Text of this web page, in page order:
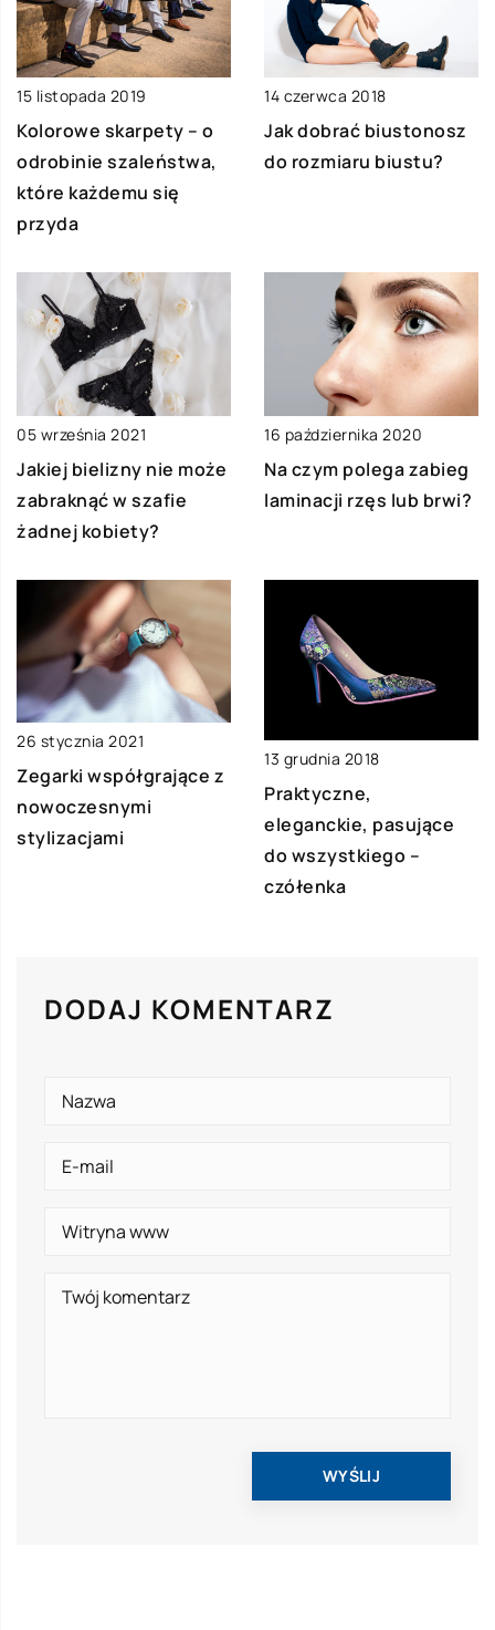
15 listopada 2019
Kolorowe skarpety – o
odrobinie szaleństwa,
które każdemu się
przyda
14 czerwca 2018
Jak dobrać biustonosz
do rozmiaru biustu?
05 września 2021
Jakiej bielizny nie może
zabraknąć w szafie
żadnej kobiety?
16 października 2020
Na czym polega zabieg
laminacji rzęs lub brwi?
26 stycznia 2021
Zegarki współgrające z
nowoczesnymi
stylizacjami
13 grudnia 2018
Praktyczne,
eleganckie, pasujące
do wszystkiego –
czółenka
DODAJ KOMENTARZ